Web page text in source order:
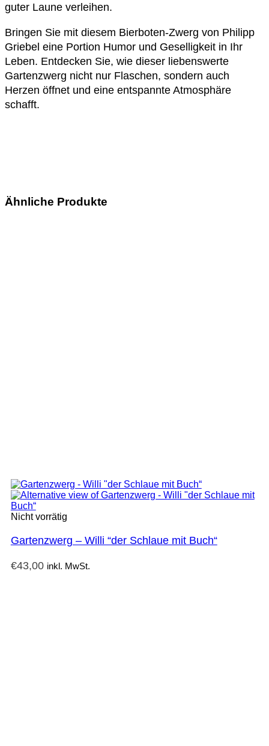
guter Laune verleihen.
Bringen Sie mit diesem Bierboten-Zwerg von Philipp
Griebel eine Portion Humor und Geselligkeit in Ihr
Leben. Entdecken Sie, wie dieser liebenswerte
Gartenzwerg nicht nur Flaschen, sondern auch
Herzen öffnet und eine entspannte Atmosphäre
schafft.
Ähnliche Produkte
Nicht vorrätig
Gartenzwerg – Willi “der Schlaue mit Buch“
€43,00 inkl. MwSt.